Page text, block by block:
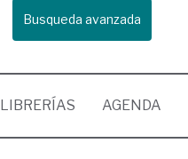
Busqueda avanzada
LIBRERÍAS AGENDA